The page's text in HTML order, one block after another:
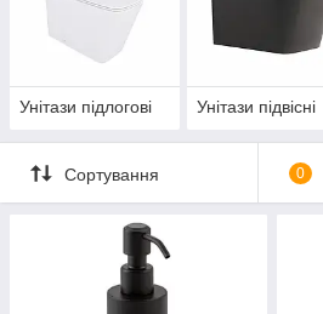
Унітази підлогові Унітази підвісні
Сортування 0